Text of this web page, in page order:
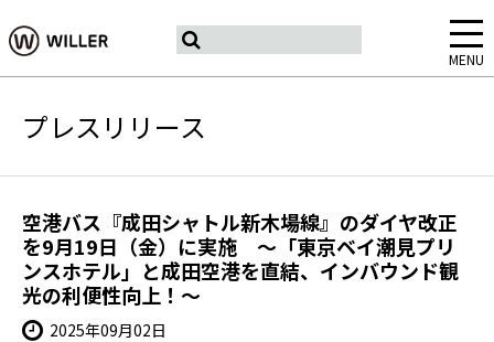
MENU
プレスリリース
空港バス『成田シャトル新木場線』のダイヤ改正
を9月19日（金）に実施 ～「東京ベイ潮見プリ
ンスホテル」と成田空港を直結、インバウンド観
光の利便性向上！～
2025年09月02日